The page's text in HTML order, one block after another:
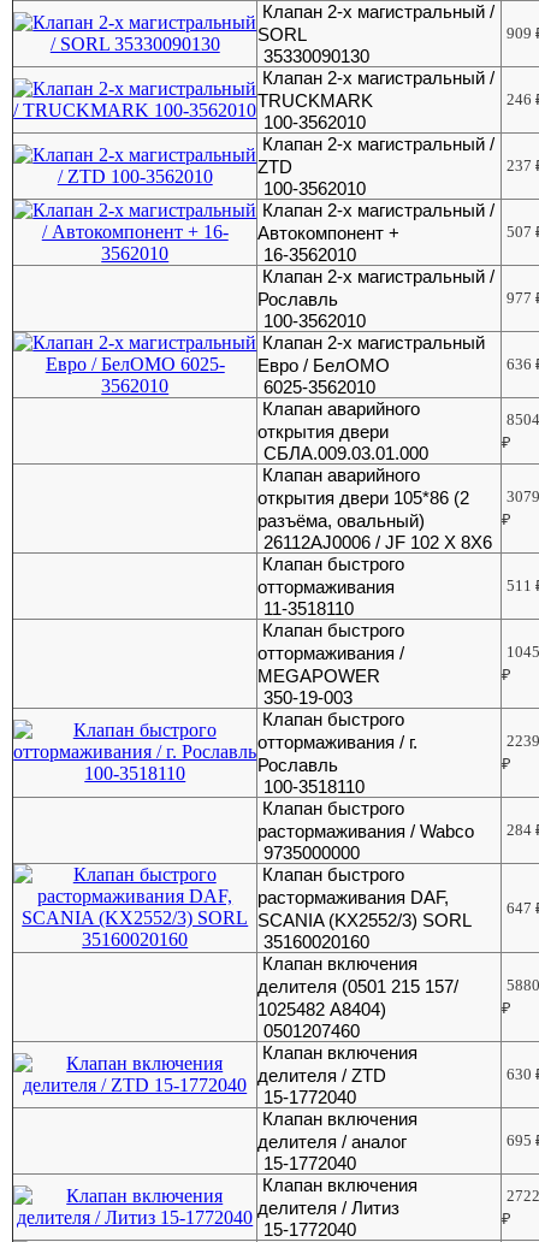
Клапан 2-х магистральный /
SORL
35330090130
909
Клапан 2-х магистральный /
TRUCKMARK
100-3562010
246
Клапан 2-х магистральный /
ZTD
100-3562010
237
Клапан 2-х магистральный /
Автокомпонент +
16-3562010
507
Клапан 2-х магистральный /
Рославль
100-3562010
977
Клапан 2-х магистральный
Евро / БелОМО
6025-3562010
636
Клапан аварийного
открытия двери
СБЛА.009.03.01.000
₽
Клапан аварийного
открытия двери 105*86 (2
разъёма, овальный)
26112AJ0006 / JF 102 X 8X6
₽
Клапан быстрого
оттормаживания
11-3518110
511
Клапан быстрого
оттормаживания /
MEGAPOWER
350-19-003
₽
Клапан быстрого
оттормаживания / г.
Рославль
100-3518110
₽
Клапан быстрого
растормаживания / Wabco
9735000000
284
Клапан быстрого
растормаживания DAF,
SCANIA (KX2552/3) SORL
35160020160
647
Клапан включения
делителя (0501 215 157/
1025482 A8404)
0501207460
₽
Клапан включения
делителя / ZTD
15-1772040
630
Клапан включения
делителя / аналог
15-1772040
695
Клапан включения
делителя / Литиз
15-1772040
₽